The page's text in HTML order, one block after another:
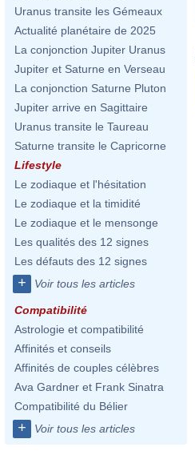
Uranus transite les Gémeaux
Actualité planétaire de 2025
La conjonction Jupiter Uranus
Jupiter et Saturne en Verseau
La conjonction Saturne Pluton
Jupiter arrive en Sagittaire
Uranus transite le Taureau
Saturne transite le Capricorne
Lifestyle
Le zodiaque et l'hésitation
Le zodiaque et la timidité
Le zodiaque et le mensonge
Les qualités des 12 signes
Les défauts des 12 signes
+ Voir tous les articles
Compatibilité
Astrologie et compatibilité
Affinités et conseils
Affinités de couples célèbres
Ava Gardner et Frank Sinatra
Compatibilité du Bélier
+ Voir tous les articles